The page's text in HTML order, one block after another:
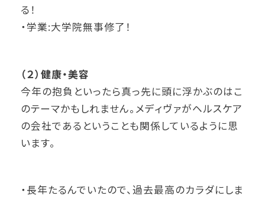
る！
・学業:大学院無事修了！
（２）健康・美容
今年の抱負といったら真っ先に頭に浮かぶのはこ
のテーマかもしれません。メディヴァがヘルスケア
の会社であるということも関係しているように思
います。
・長年たるんでいたので、過去最高のカラダにしま